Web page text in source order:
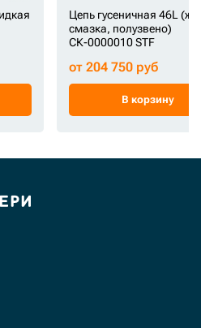
Цепь гусеничная 46L
смазка, полузвено)
СК-0000010 STF
от 204 750 руб
В корзину